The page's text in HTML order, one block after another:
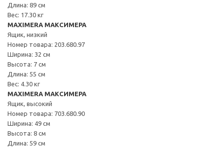
Длина: 89 см
Вес: 17.30 кг
MAXIMERA МАКСИМЕРА
Ящик, низкий
Номер товара: 203.680.97
Ширина: 32 см
Высота: 7 см
Длина: 55 см
Вес: 4.30 кг
MAXIMERA МАКСИМЕРА
Ящик, высокий
Номер товара: 703.680.90
Ширина: 49 см
Высота: 8 см
Длина: 59 см